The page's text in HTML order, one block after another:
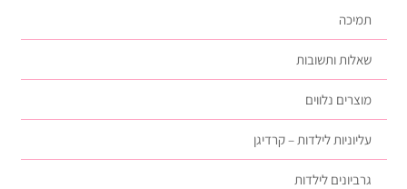
תמיכה
שאלות ותשובות
מוצרים נלווים
עליוניות לילדות – קרדיגן
גרביונים לילדות